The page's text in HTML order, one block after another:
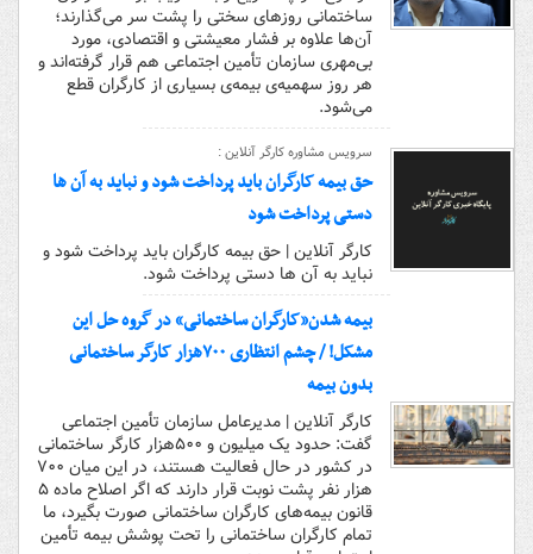
ساختمانی روزهای سختی را پشت سر می‌گذارند؛
آن‌ها علاوه بر فشار معیشتی و اقتصادی، مورد
بی‌مهری سازمان تأمین اجتماعی هم قرار گرفته‌اند و
هر روز سهمیه‌ی بیمه‌ی بسیاری از کارگران قطع
می‌شود.
سرویس مشاوره کارگر آنلاین :
حق بیمه کارگران باید پرداخت شود و نباید به آن ها
دستی پرداخت شود
کارگر آنلاین | حق بیمه کارگران باید پرداخت شود و
نباید به آن ها دستی پرداخت شود.
بیمه شدن«کارگران ساختمانی» در گروه حل این
مشکل! / چشم انتظاری ۷۰۰هزار کارگر ساختمانی
بدون بیمه
کارگر آنلاین | مدیرعامل سازمان تأمین اجتماعی
گفت: حدود یک میلیون و ۵۰۰هزار کارگر ساختمانی
در کشور در حال فعالیت هستند، در این میان ۷۰۰
هزار نفر پشت نوبت قرار دارند که اگر اصلاح ماده ۵
قانون بیمه‌های کارگران ساختمانی صورت بگیرد، ما
تمام کارگران ساختمانی را تحت پوشش بیمه تأمین